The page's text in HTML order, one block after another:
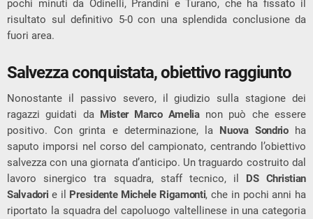
pochi minuti da Odinelli, Prandini e Turano, che ha fissato il
risultato sul definitivo 5-0 con una splendida conclusione da
fuori area.
Salvezza conquistata, obiettivo raggiunto
Nonostante il passivo severo, il giudizio sulla stagione dei
ragazzi guidati da Mister Marco Amelianon può che essere
positivo. Con grinta e determinazione, la Nuova Sondrioha
saputo imporsi nel corso del campionato, centrando l’obiettivo
salvezza con una giornata d’anticipo. Un traguardo costruito dal
lavoro sinergico tra squadra, staff tecnico, il DS Christian
Salvadori e il Presidente Michele Rigamonti, che in pochi anni ha
riportato la squadra del capoluogo valtellinese in una categoria